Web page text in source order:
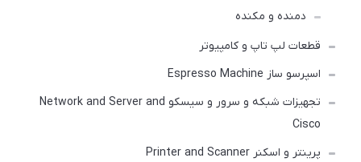
دمنده و مکنده
قطعات لپ تاپ و کامپیوتر
اسپرسو ساز Espresso Machine
تجهیزات شبکه و سرور و سیسکو Network and Server and
Cisco
پرینتر و اسکنر Printer and Scanner